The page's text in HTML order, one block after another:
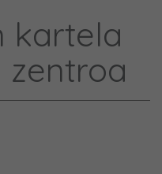
kartela
zentroa